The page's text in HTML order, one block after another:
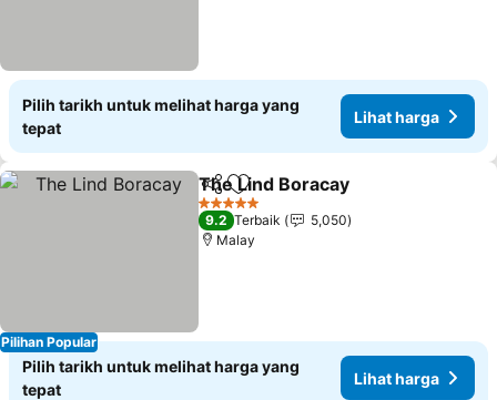
Pilih tarikh untuk melihat harga yang
tepat
Lihat harga
Pilihan Popular
KongsiTambah ke favorit
The Lind Boracay
5 Bintang
9.2 Terbaik
5,050
Malay
Pilih tarikh untuk melihat harga yang
tepat
Lihat harga